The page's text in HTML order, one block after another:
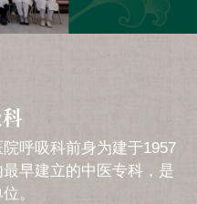
呼吸科前身为建于1957
早建立的中医专科，是
。